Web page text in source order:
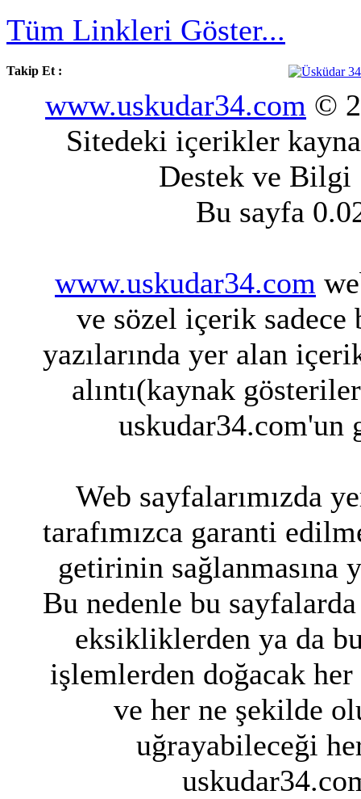
Tüm Linkleri Göster...
Takip Et :
www.uskudar34.com ©
Sitedeki içerikler
Destek ve
Bu sayfa
www.uskudar34.com
ve sözel içerik sadece
yazılarında yer alan
alıntı(kaynak
uskudar34.com'un
Web sayfalarımızda
tarafımızca garanti
getirinin
Bu nedenle bu
eksikliklerden ya da
işlemlerden doğacak
ve her ne şekilde
uğrayabileceği